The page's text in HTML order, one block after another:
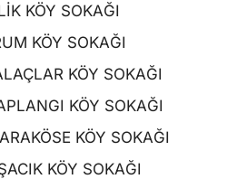
KÖY SOKAĞI
KÖY SOKAĞI
KÖY SOKAĞI
KÖY SOKAĞI
KÖY SOKAĞI
KÖY SOKAĞI